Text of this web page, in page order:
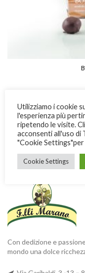
FRATELLI MARANO
Con dedizione e
mondo una dolce
Utilizziamo i cookie
l'esperienza più
ripetendo le visite.
acconsenti all'uso di
"Cookie
Cookie Settings